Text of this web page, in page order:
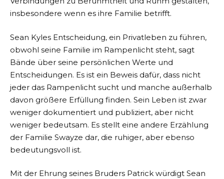
insbesondere wenn es ihre Familie betrifft.
Sean Kyles Entscheidung, ein Privatleben zu führen,
obwohl seine Familie im Rampenlicht steht, sagt
Bände über seine persönlichen Werte und
Entscheidungen. Es ist ein Beweis dafür, dass nicht
jeder das Rampenlicht sucht und manche außerhalb
davon größere Erfüllung finden. Sein Leben ist zwar
weniger dokumentiert und publiziert, aber nicht
weniger bedeutsam. Es stellt eine andere Erzählung
der Familie Swayze dar, die ruhiger, aber ebenso
bedeutungsvoll ist.
Mit der Ehrung seines Bruders Patrick würdigt Sean